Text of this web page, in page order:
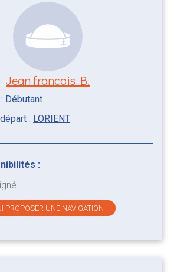
Jean francois B.
Débutant
: LORIENT
:
PROPOSER UNE NAVIGATION